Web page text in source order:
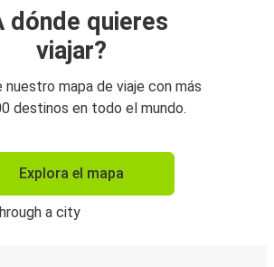
dónde quieres
viajar?
nuestro mapa de viaje con más
destinos en todo el mundo.
Explora el mapa